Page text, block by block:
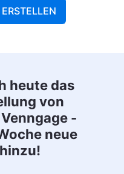
heute das
von
-
neue